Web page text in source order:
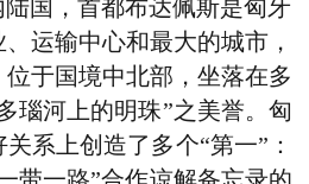
陆国，首都布达佩斯是匈牙
运输中心和最大的城市，
于国境中北部，坐落在多
瑙河上的明珠”之美誉。匈
系上创造了多个“第一”：